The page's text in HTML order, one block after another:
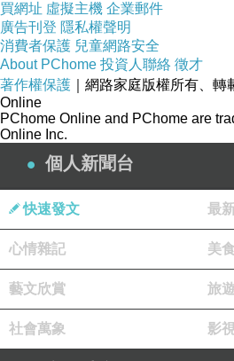
買網址 虛擬主機 企業郵件
廣告刊登 隱私權聲明
消費者保護 兒童網路安全
About PChome 投資人聯絡 徵才
著作權保護 ｜網路家庭版權所有、轉
Online
PChome Online and PChome are
Online Inc.
個人新聞台
快速發文 最
心情雜記 美
藝文欣賞 旅
社會萬象 影